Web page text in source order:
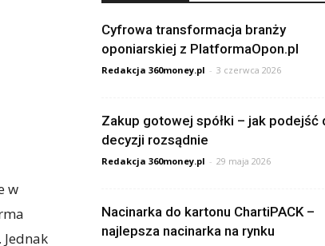
w
Cyfrowa transformacja branży
oponiarskiej z PlatformaOpon.pl
Redakcja 360money.pl - 3 czerwca 2026
Zakup gotowej spółki – jak podejść
decyzji rozsądnie
Redakcja 360money.pl - 29 maja 2026
Nacinarka do kartonu ChartiPACK –
najlepsza nacinarka na rynku